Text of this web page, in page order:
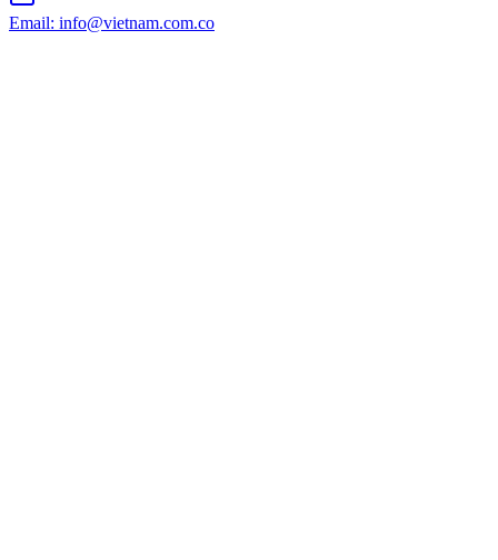
Email: info@vietnam.com.co